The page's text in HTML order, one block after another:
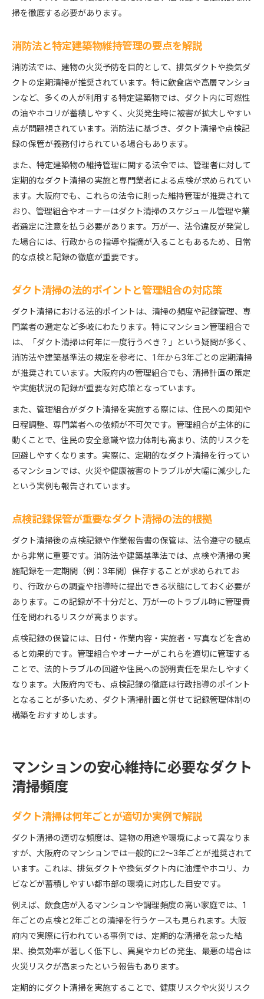
掃を徹底する必要があります。
消防法と特定建築物維持管理の要点を解説
消防法では、建物の火災予防を目的として、排気ダクトや換気ダ
クトの定期清掃が推奨されています。特に飲食店や高層マンショ
ンなど、多くの人が利用する特定建築物では、ダクト内に可燃性
の油やホコリが蓄積しやすく、火災発生時に被害が拡大しやすい
点が問題視されています。消防法に基づき、ダクト清掃や点検記
録の保管が義務付けられている場合もあります。
また、特定建築物の維持管理に関する法令では、管理者に対して
定期的なダクト清掃の実施と専門業者による点検が求められてい
ます。大阪府でも、これらの法令に則った維持管理が推奨されて
おり、管理組合やオーナーはダクト清掃のスケジュール管理や業
者選定に注意を払う必要があります。万が一、法令違反が発覚し
た場合には、行政からの指導や指摘が入ることもあるため、日常
的な点検と記録の徹底が重要です。
ダクト清掃の法的ポイントと管理組合の対応策
ダクト清掃における法的ポイントは、清掃の頻度や記録管理、専
門業者の選定など多岐にわたります。特にマンション管理組合で
は、「ダクト清掃は何年に一度行うべき？」という疑問が多く、
消防法や建築基準法の規定を参考に、1年から3年ごとの定期清掃
が推奨されています。大阪府内の管理組合でも、清掃計画の策定
や実施状況の記録が重要な対応策となっています。
また、管理組合がダクト清掃を実施する際には、住民への周知や
日程調整、専門業者への依頼が不可欠です。管理組合が主体的に
動くことで、住民の安全意識や協力体制も高まり、法的リスクを
回避しやすくなります。実際に、定期的なダクト清掃を行ってい
るマンションでは、火災や健康被害のトラブルが大幅に減少した
という実例も報告されています。
点検記録保管が重要なダクト清掃の法的根拠
ダクト清掃後の点検記録や作業報告書の保管は、法令遵守の観点
から非常に重要です。消防法や建築基準法では、点検や清掃の実
施記録を一定期間（例：3年間）保存することが求められてお
り、行政からの調査や指導時に提出できる状態にしておく必要が
あります。この記録が不十分だと、万が一のトラブル時に管理責
任を問われるリスクが高まります。
点検記録の保管には、日付・作業内容・実施者・写真などを含め
ると効果的です。管理組合やオーナーがこれらを適切に管理する
ことで、法的トラブルの回避や住民への説明責任を果たしやすく
なります。大阪府内でも、点検記録の徹底は行政指導のポイント
となることが多いため、ダクト清掃計画と併せて記録管理体制の
構築をおすすめします。
マンションの安心維持に必要なダクト
清掃頻度
ダクト清掃は何年ごとが適切か実例で解説
ダクト清掃の適切な頻度は、建物の用途や環境によって異なりま
すが、大阪府のマンションでは一般的に2〜3年ごとが推奨されて
います。これは、排気ダクトや換気ダクト内に油煙やホコリ、カ
ビなどが蓄積しやすい都市部の環境に対応した目安です。
例えば、飲食店が入るマンションや調理頻度の高い家庭では、1
年ごとの点検と2年ごとの清掃を行うケースも見られます。大阪
府内で実際に行われている事例では、定期的な清掃を怠った結
果、換気効率が著しく低下し、異臭やカビの発生、最悪の場合は
火災リスクが高まったという報告もあります。
定期的にダクト清掃を実施することで、健康リスクや火災リスク